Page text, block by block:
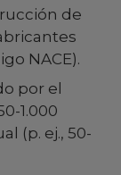
de
NACE).
por el
1.000
(p. ej., 50-